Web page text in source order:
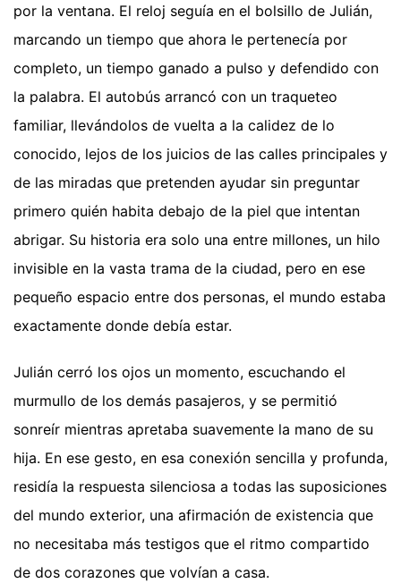
por la ventana. El reloj seguía en el bolsillo de Julián,
marcando un tiempo que ahora le pertenecía por
completo, un tiempo ganado a pulso y defendido con
la palabra. El autobús arrancó con un traqueteo
familiar, llevándolos de vuelta a la calidez de lo
conocido, lejos de los juicios de las calles principales y
de las miradas que pretenden ayudar sin preguntar
primero quién habita debajo de la piel que intentan
abrigar. Su historia era solo una entre millones, un hilo
invisible en la vasta trama de la ciudad, pero en ese
pequeño espacio entre dos personas, el mundo estaba
exactamente donde debía estar.
Julián cerró los ojos un momento, escuchando el
murmullo de los demás pasajeros, y se permitió
sonreír mientras apretaba suavemente la mano de su
hija. En ese gesto, en esa conexión sencilla y profunda,
residía la respuesta silenciosa a todas las suposiciones
del mundo exterior, una afirmación de existencia que
no necesitaba más testigos que el ritmo compartido
de dos corazones que volvían a casa.